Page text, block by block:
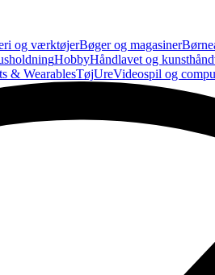
og værktøjerBøger og magasiner
HobbyHåndlavet og
& WearablesTøjUreVideospil og